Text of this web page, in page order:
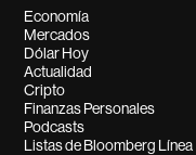
Economía
Mercados
Dólar Hoy
Actualidad
Cripto
Finanzas Personales
Podcasts
Listas de Bloomberg Línea